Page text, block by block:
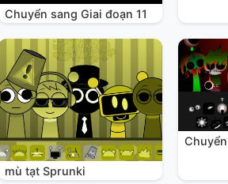
Chuyển sang Giai đoạn 11
mù tạt Sprunki